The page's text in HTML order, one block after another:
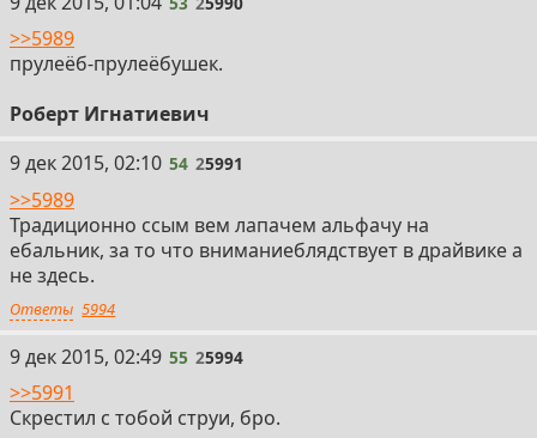
>>5989
прулеёб-прулеёбушек.
Роберт Игнатиевич
54
9 дек 2015, 02:10 54 25991
>>5989
Традиционно ссым вем лапачем альфачу на
ебальник, за то что вниманиеблядствует в драйвике а
не здесь.
Ответы 5994
55
9 дек 2015, 02:49 55 25994
>>5991
Скрестил с тобой струи, бро.